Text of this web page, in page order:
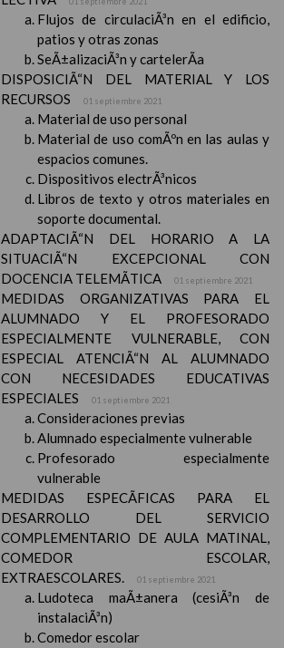
Flujos de circulaciÃ³n en el edificio,
patios y otras zonas
SeÃ±alizaciÃ³n y cartelerÃ­a
DISPOSICIÃ“N DEL MATERIAL Y LOS
RECURSOS
01 septiembre 2021
Material de uso personal
Material de uso comÃºn en las aulas y
espacios comunes.
Dispositivos electrÃ³nicos
Libros de texto y otros materiales en
soporte documental.
ADAPTACIÃ“N DEL HORARIO A LA
SITUACIÃ“N EXCEPCIONAL CON
DOCENCIA TELEMÃTICA
01 septiembre 2021
MEDIDAS ORGANIZATIVAS PARA EL
ALUMNADO Y EL PROFESORADO
ESPECIALMENTE VULNERABLE, CON
ESPECIAL ATENCIÃ“N AL ALUMNADO
CON NECESIDADES EDUCATIVAS
ESPECIALES
01 septiembre 2021
Consideraciones previas
Alumnado especialmente vulnerable
Profesorado especialmente
vulnerable
MEDIDAS ESPECÃFICAS PARA EL
DESARROLLO DEL SERVICIO
COMPLEMENTARIO DE AULA MATINAL,
COMEDOR ESCOLAR,
EXTRAESCOLARES.
01 septiembre 2021
Ludoteca maÃ±anera (cesiÃ³n de
instalaciÃ³n)
Comedor escolar